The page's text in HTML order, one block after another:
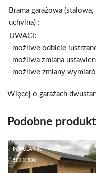
Brama garażowa (stalowa,
uchylna) :
UWAGI:
- możliwe odbicie
- możliwa zmiana
- możliwe zmiany
Więcej o garażach
Podobne
POPULARNE
580 X 580